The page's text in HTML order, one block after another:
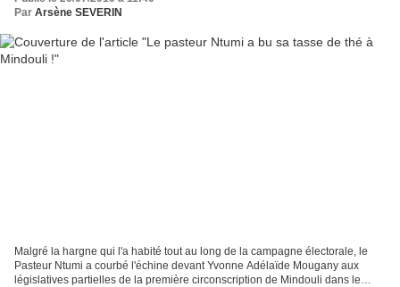
Par Arsène SEVERIN
Malgré la hargne qui l'a habité tout au long de la campagne électorale, le
Pasteur Ntumi a courbé l'échine devant Yvonne Adélaïde Mougany aux
législatives partielles de la première circonscription de Mindouli dans le